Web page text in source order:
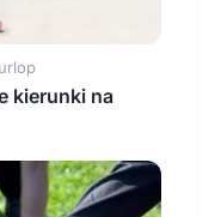
kierunki na